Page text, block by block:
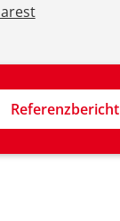
Referenzbericht